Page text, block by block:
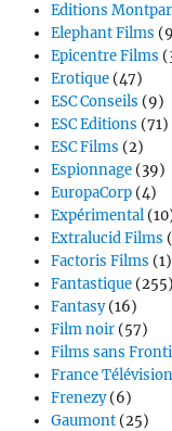
Editions
Elephant Films
Epicentre Films
Erotique (47)
ESC Conseils (9)
ESC Editions (71)
ESC Films (2)
Espionnage (39)
EuropaCorp (4)
Expérimental
Extralucid Films
Factoris Films (1)
Fantastique (255)
Fantasy(16)
Film noir (57)
Films sans
France
Frenezy(6)
Gaumont (25)